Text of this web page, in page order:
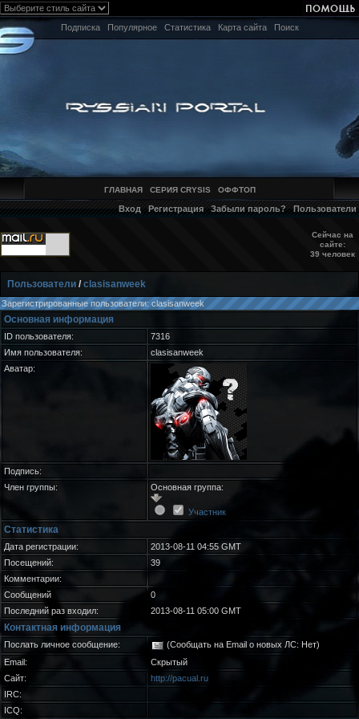
Подписка Популярное Статистика Карта сайта Поиск
ГЛАВНАЯ СЕРИЯ CRYSIS ОФФТОП
Вход Регистрация Забыли пароль? Пользователи
Сейчас на
сайте:
39 человек
Пользователи /clasisanweek
Зарегистрированные пользователи: clasisanweek
Основная информация
ID пользователя:
7316
Имя пользователя:
clasisanweek
Аватар:
Подпись:
Член группы:
Основная группа:
Участник
Статистика
Дата регистрации:
2013-08-11 04:55 GMT
Посещений:
39
Комментарии:
Сообщений
0
Последний раз входил:
2013-08-11 05:00 GMT
Контактная информация
Послать личное сообщение:
(Сообщать на Email о новых ЛС: Нет)
Email:
Скрытый
Сайт:
http://pacual.ru
IRC:
ICQ: